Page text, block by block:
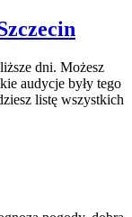
dni. Możesz
audycje były tego
listę wszystkich